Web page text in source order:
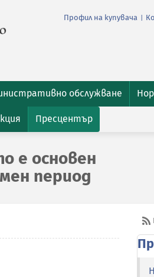
Профил на купувача
обслужване
Пресцентър
е основен
период